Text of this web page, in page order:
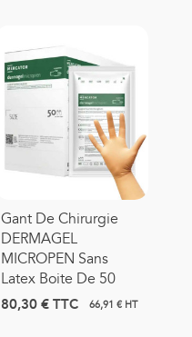
Gant De Chirurgie
DERMAGEL
MICROPEN Sans
Latex Boite De 50
80,30 €TTC 66,91 € HT